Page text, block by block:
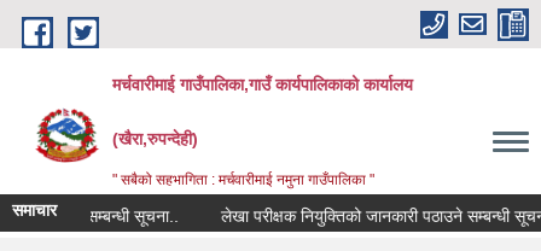
Skip to main content
मर्चवारीमाई गाउँपालिका,गाउँ कार्यपालिकाको कार्यालय
(खैरा,रुपन्देही)
" सबैको सहभागिता : मर्चवारीमाई नमुना गाउँपालिका "
समाचार
विवरण सम्बन्धी सूचना.. लेखा परीक्षक नियुक्तिको जानकारी पठाउने सम्बन्धी सूचना